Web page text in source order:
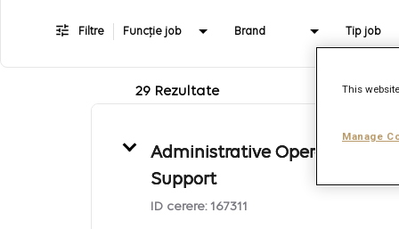
Filtre Funcție job Brand Tip job
29 Rezultate
Administrative Operations
Support
ID cerere: 167311
This
Manage